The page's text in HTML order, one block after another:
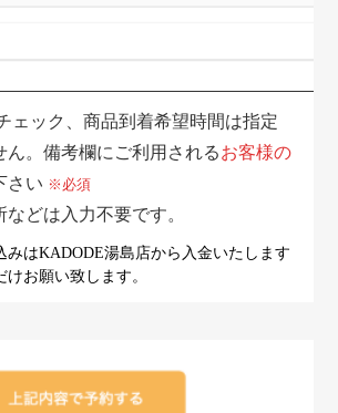
ェック、商品到着希望時間は指定
ん。備考欄にご利用されるお客様の
さい ※必須
どは入力不要です。
はKADODE湯島店から入金いたします
けお願い致します。